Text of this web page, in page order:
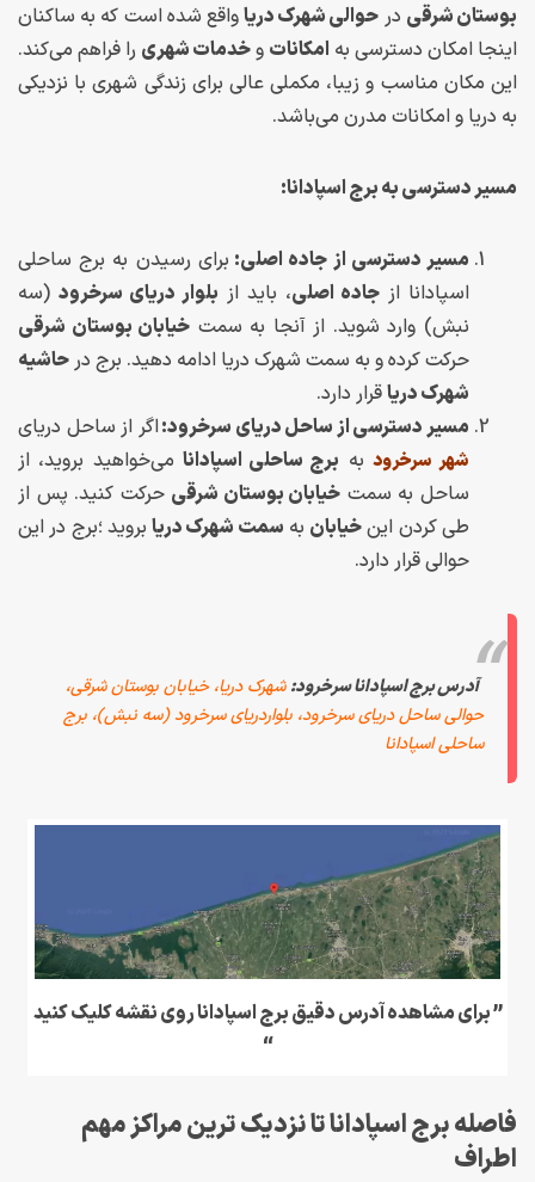
بوستان شرقی در حوالی شهرک دریاواقع شده است که به ساکنان
اینجا امکان دسترسی به امکانات وخدمات شهری را فراهم می‌کند.
این مکان مناسب و زیبا، مکملی عالی برای زندگی شهری با نزدیکی
به دریا و امکانات مدرن می‌باشد.
مسیر دسترسی به برج اسپادانا:
مسیر دسترسی از جاده اصلی: برای رسیدن به برج ساحلی
اسپادانا از جاده اصلی، باید از بلوار دریای سرخرود (سه
نبش) وارد شوید. از آنجا به سمت خیابان بوستان شرقی
حرکت کرده و به سمت شهرک دریا ادامه دهید. برج در حاشیه
شهرک دریاقرار دارد.
مسیر دسترسی از ساحل دریای سرخرود:اگر از ساحل دریای
شهر سرخرود به برج ساحلی اسپادانا می‌خواهید بروید، از
ساحل به سمت خیابان بوستان شرقی حرکت کنید. پس از
طی کردن اینخیابان به سمت شهرک دریابروید ؛برج در این
حوالی قرار دارد.
آدرس برج اسپادانا سرخرود: شهرک دریا، خیابان بوستان شرقی،
حوالی ساحل دریای سرخرود، بلواردریای سرخرود (سه نبش)، برج
ساحلی اسپادانا
” برای مشاهده آدرس دقیق برج اسپادانا روی نقشه کلیک کنید
“
فاصله برج اسپادانا تا نزدیک ترین مراکز مهم
اطراف